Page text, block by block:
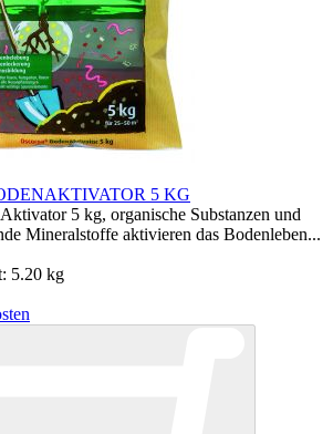
5 KG
5 kg, organische Substanzen und
Mineralstoffe aktivieren das Bodenleben...
5.20 kg